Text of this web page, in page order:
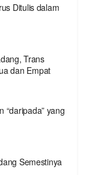
Ditulis dalam
Trans
dan Empat
“daripada” yang
Semestinya